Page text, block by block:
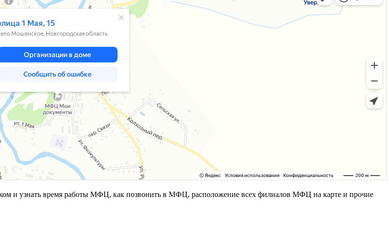
узнать время работы МФЦ, как позвонить в МФЦ, расположение всех филиалов МФЦ на карте и прочие